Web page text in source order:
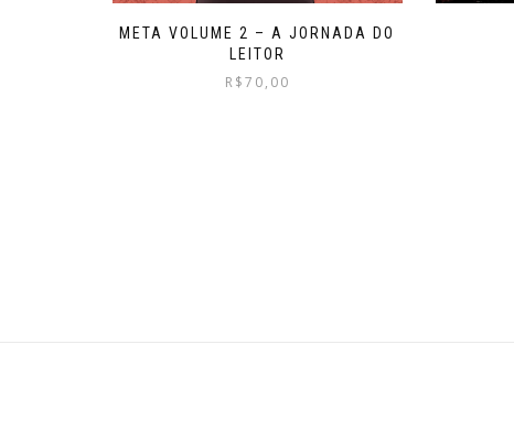
META VOLUME 2 – A JORNADA DO
LEITOR
R$70,00